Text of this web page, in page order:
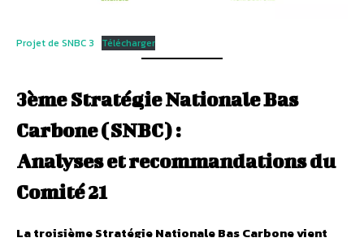
Projet de SNBC 3 Télécharger
3ème Stratégie Nationale Bas
Carbone (SNBC) :
Analyses et recommandations du
Comité 21
La troisième Stratégie Nationale Bas Carbone vient